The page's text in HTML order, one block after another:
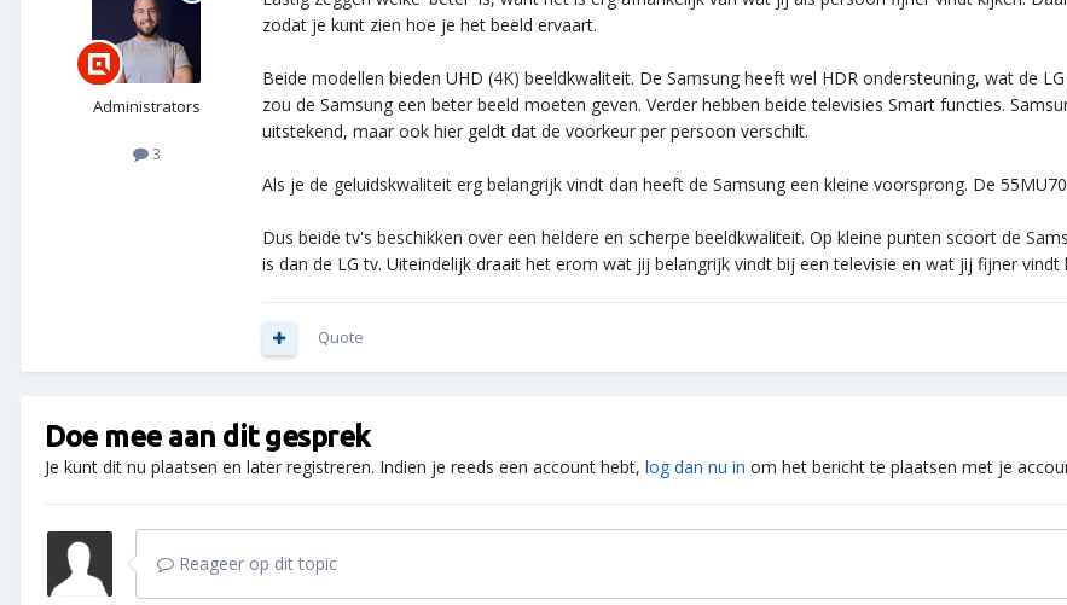
Administrators
3
zodat je kunt zien hoe je het beeld ervaart.
Beide modellen bieden UHD (4K) beeldkwaliteit. De Samsung heeft wel HDR ondersteuning, wat de
zou de Samsung een beter beeld moeten geven. Verder hebben beide televisies Smart functies.
uitstekend, maar ook hier geldt dat de voorkeur per persoon verschilt.
Als je de geluidskwaliteit erg belangrijk vindt dan heeft de Samsung een kleine voorsprong. De
Dus beide tv's beschikken over een heldere en scherpe beeldkwaliteit. Op kleine punten scoort de
is dan de LG tv. Uiteindelijk draait het erom wat jij belangrijk vindt bij een televisie en wat jij fijner vindt
Quote
Doe mee aan dit gesprek
Je kunt dit nu plaatsen en later registreren. Indien je reeds een account hebt, log dan nu in om het bericht te plaatsen met je
Reageer op dit topic